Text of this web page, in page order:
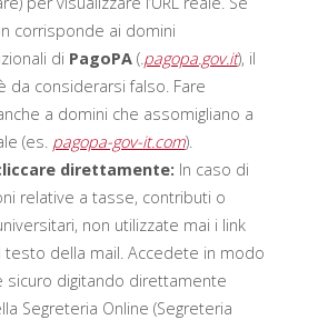
corrisponde ai domini
di PagoPA(.pagopa.gov.it), il
da considerarsi falso. Fare
a domini che assomigliano a
(es. pagopa-gov-it.com).
direttamente: In caso di
relative a tasse, contributi o
non utilizzate mai i link
testo della mail. Accedete in modo
sicuro digitando direttamente
Segreteria Online (Segreteria